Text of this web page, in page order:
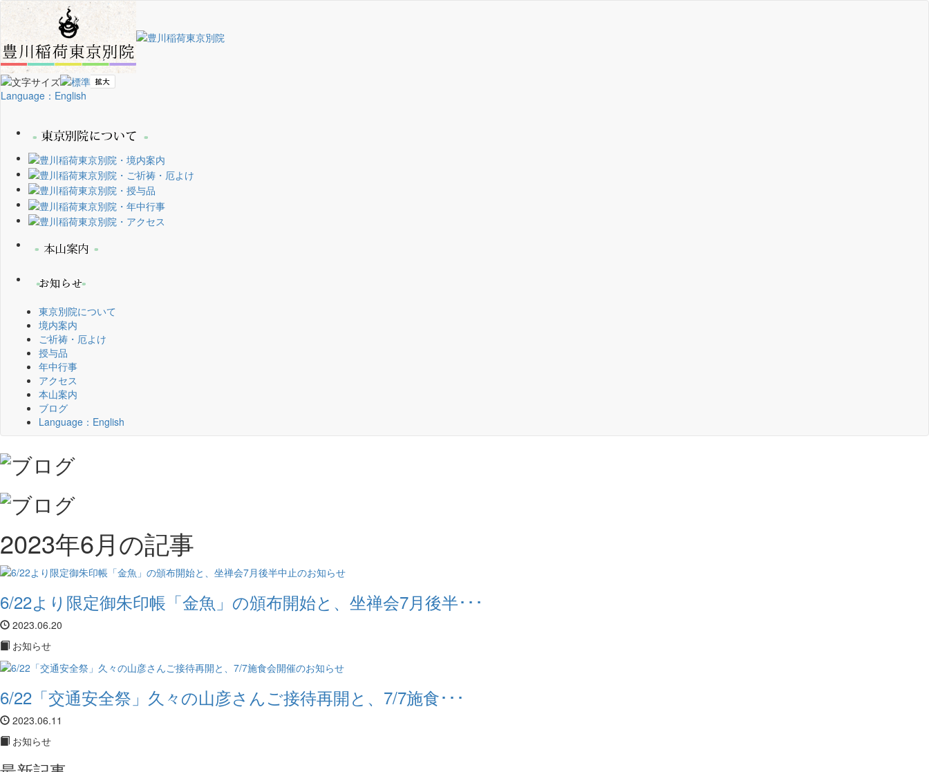
Language：English
東京別院について
境内案内
ご祈祷・厄よけ
授与品
年中行事
アクセス
本山案内
ブログ
Language：English
2023年6月の記事
6/22より限定御朱印帳「金魚」の頒布開始と、坐禅会7月後半･･･
2023.06.20
お知らせ
6/22「交通安全祭」久々の山彦さんご接待再開と、7/7施食･･･
2023.06.11
お知らせ